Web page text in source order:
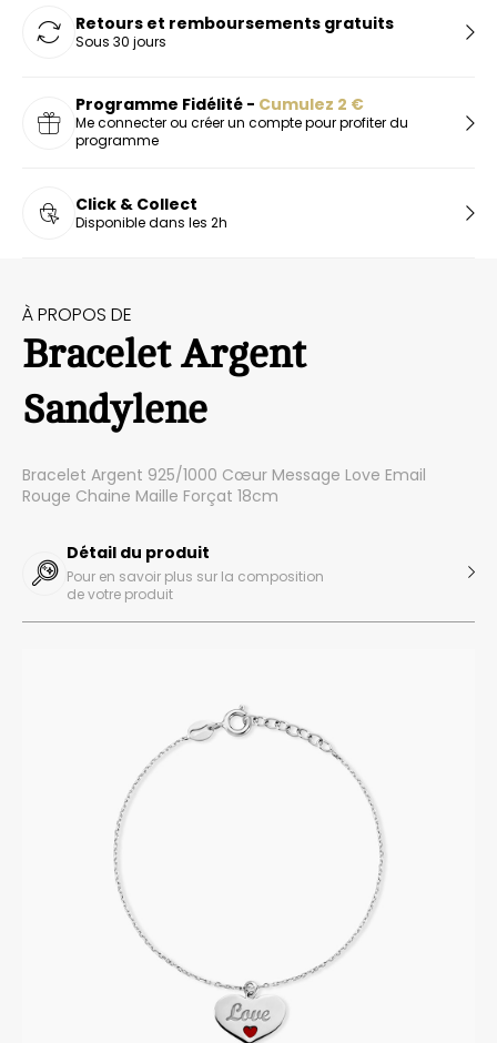
Retours et remboursements gratuits
Sous 30 jours
Programme Fidélité - Cumulez 2 €
Me connecter ou créer un compte pour profiter du
programme
Click & Collect
Disponible dans les 2h
À PROPOS DE
Bracelet Argent
Sandylene
Bracelet Argent 925/1000 Cœur Message Love Email
Rouge Chaine Maille Forçat 18cm
Détail du produit
Pour en savoir plus sur la composition
de votre produit